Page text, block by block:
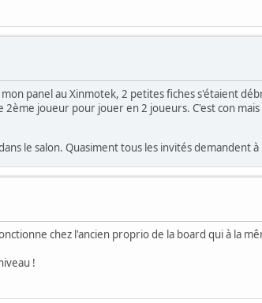
panel au Xinmotek, 2 petites fiches s'étaient
joueur pour jouer en 2 joueurs. C'est con
le salon. Quasiment tous les invités demandent
chez l'ancien proprio de la board qui à la
!